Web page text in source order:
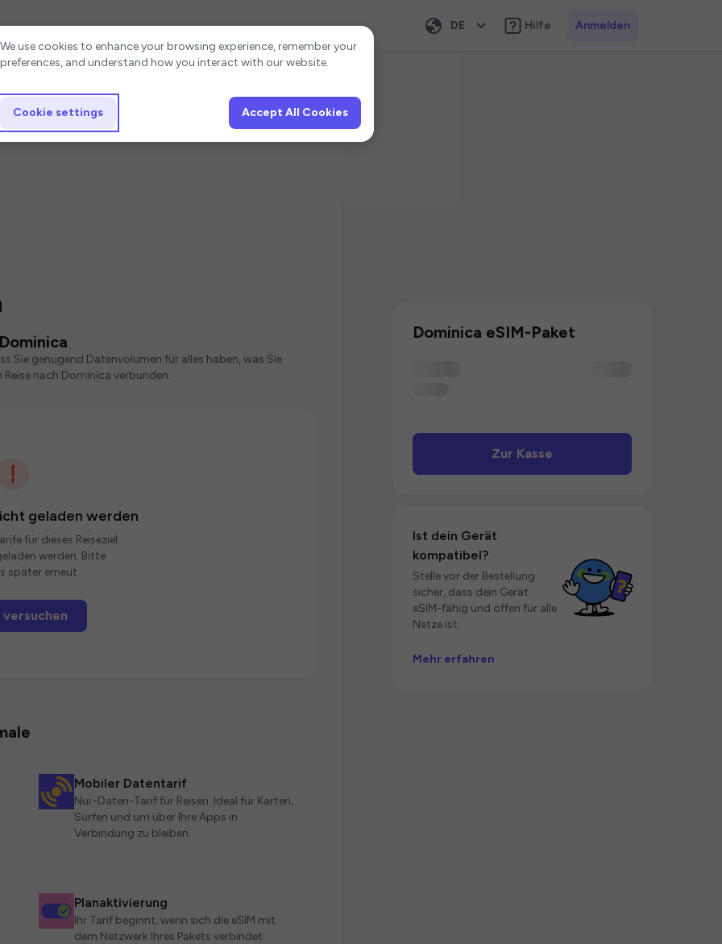
DE Hilfe Anmelden
Sie genügend Datenvolumen für alles haben, was Sie
nach Dominica verbunden.
geladen werden
für dieses Reiseziel
werden. Bitte
später erneut.
Mobiler Datentarif
Nur-Daten-Tarif für Reisen. Ideal für Karten,
Surfen und um über Ihre Apps in
Verbindung zu bleiben.
Planaktivierung
Ihr Tarif beginnt, wenn sich die eSIM mit
dem Netzwerk Ihres Pakets verbindet.
Dominica eSIM-Paket
Zur Kasse
Ist dein Gerät
kompatibel?
Stelle vor der Bestellung
sicher, dass dein Gerät
eSIM-fähig und offen für alle
Netze ist.
Mehr erfahren
Cookie settings
We use cookies to enhance your browsing experience, remember your
preferences, and understand how you interact with our website.
Cookie settings Accept All Cookies